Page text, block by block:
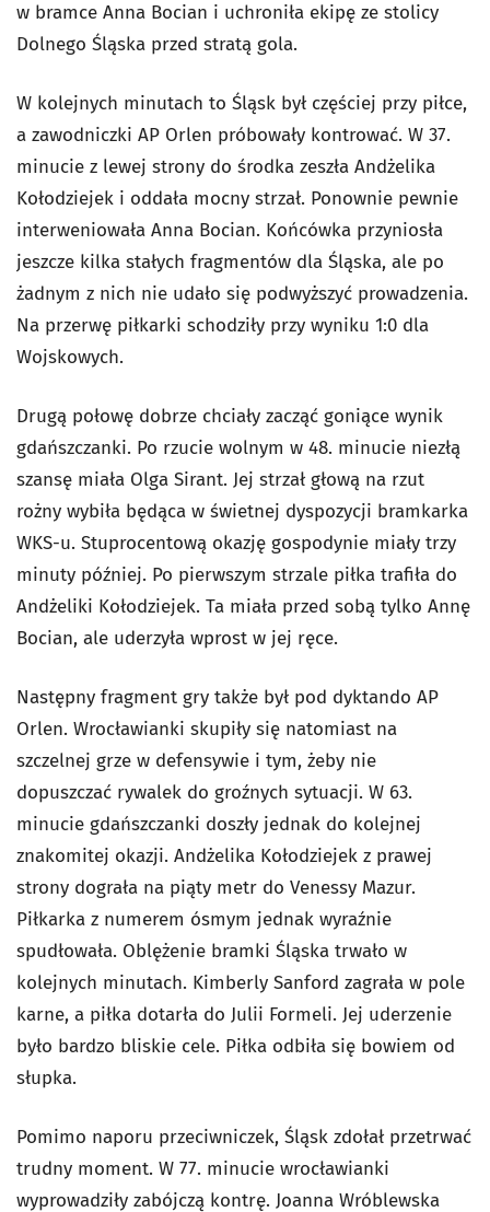
w bramce Anna Bocian i uchroniła ekipę ze stolicy
Dolnego Śląska przed stratą gola.
W kolejnych minutach to Śląsk był częściej przy piłce,
a zawodniczki AP Orlen próbowały kontrować. W 37.
minucie z lewej strony do środka zeszła Andżelika
Kołodziejek i oddała mocny strzał. Ponownie pewnie
interweniowała Anna Bocian. Końcówka przyniosła
jeszcze kilka stałych fragmentów dla Śląska, ale po
żadnym z nich nie udało się podwyższyć prowadzenia.
Na przerwę piłkarki schodziły przy wyniku 1:0 dla
Wojskowych.
Drugą połowę dobrze chciały zacząć goniące wynik
gdańszczanki. Po rzucie wolnym w 48. minucie niezłą
szansę miała Olga Sirant. Jej strzał głową na rzut
rożny wybiła będąca w świetnej dyspozycji bramkarka
WKS-u. Stuprocentową okazję gospodynie miały trzy
minuty później. Po pierwszym strzale piłka trafiła do
Andżeliki Kołodziejek. Ta miała przed sobą tylko Annę
Bocian, ale uderzyła wprost w jej ręce.
Następny fragment gry także był pod dyktando AP
Orlen. Wrocławianki skupiły się natomiast na
szczelnej grze w defensywie i tym, żeby nie
dopuszczać rywalek do groźnych sytuacji. W 63.
minucie gdańszczanki doszły jednak do kolejnej
znakomitej okazji. Andżelika Kołodziejek z prawej
strony dograła na piąty metr do Venessy Mazur.
Piłkarka z numerem ósmym jednak wyraźnie
spudłowała. Oblężenie bramki Śląska trwało w
kolejnych minutach. Kimberly Sanford zagrała w pole
karne, a piłka dotarła do Julii Formeli. Jej uderzenie
było bardzo bliskie cele. Piłka odbiła się bowiem od
słupka.
Pomimo naporu przeciwniczek, Śląsk zdołał przetrwać
trudny moment. W 77. minucie wrocławianki
wyprowadziły zabójczą kontrę. Joanna Wróblewska